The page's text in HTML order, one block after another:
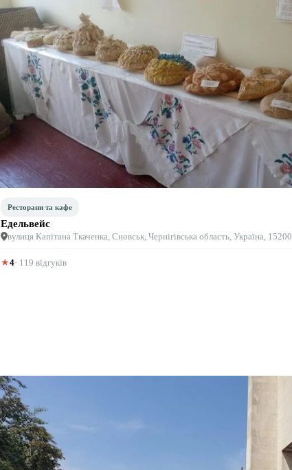
Ресторани та кафе
Едельвейс
вулиця Капітана Ткаченка, Сновськ, Чернігівська область, Україна, 15200
★4· 119 відгуків